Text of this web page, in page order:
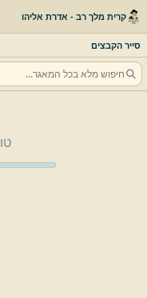
קרית מלך רב - אדרת אליהו
סייר הקבצים